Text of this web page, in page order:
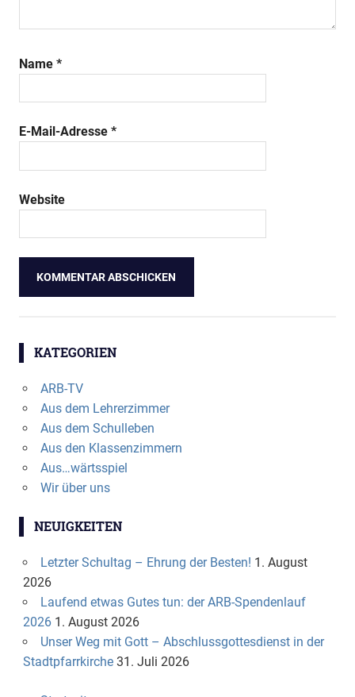
Name *
E-Mail-Adresse *
Website
KATEGORIEN
ARB-TV
Aus dem Lehrerzimmer
Aus dem Schulleben
Aus den Klassenzimmern
Aus…wärtsspiel
Wir über uns
NEUIGKEITEN
Letzter Schultag – Ehrung der Besten! 1. August
2026
Laufend etwas Gutes tun: der ARB-Spendenlauf
2026 1. August 2026
Unser Weg mit Gott – Abschlussgottesdienst in der
Stadtpfarrkirche 31. Juli 2026